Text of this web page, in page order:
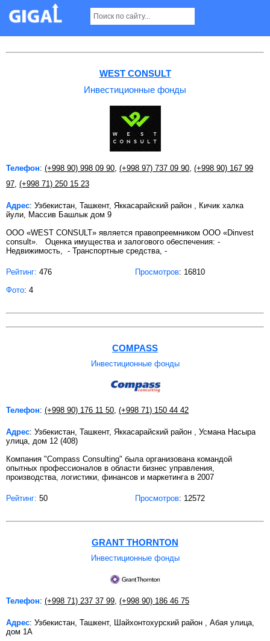
Инвестиционные фонды в Ташкенте
WEST CONSULT
Инвестиционные фонды
Телефон: (+998 90) 998 09 90 (+998 97) 737 09 90 (+998 90) 167 99
97 (+998 71) 250 15 23
Адрес: Узбекистан, Ташкент, Яккасарайский район , Кичик халка
йули, Массив Башлык дом 9
ООО «WEST CONSULT» является правопреемником ООО «Dinvest
consult». Оценка имущества и залогового обеспечения: -
Недвижимость, - Транспортные средства, -
Рейтинг: 476 Просмотров: 16810
Фото: 4
COMPASS
Инвестиционные фонды
Телефон: (+998 90) 176 11 50, (+998 71) 150 44 42
Адрес: Узбекистан, Ташкент, Яккасарайский район , Усмана Насыра
улица, дом 12 (408)
Компания "Compass Consulting" была организована командой
опытных профессионалов в области бизнес управления,
производства, логистики, финансов и маркетинга в 2007
Рейтинг: 50 Просмотров: 12572
GRANT THORNTON
Инвестиционные фонды
Телефон: (+998 71) 237 37 99, (+998 90) 186 46 75
Адрес: Узбекистан, Ташкент, Шайхонтохурский район , Абая улица,
дом 1А